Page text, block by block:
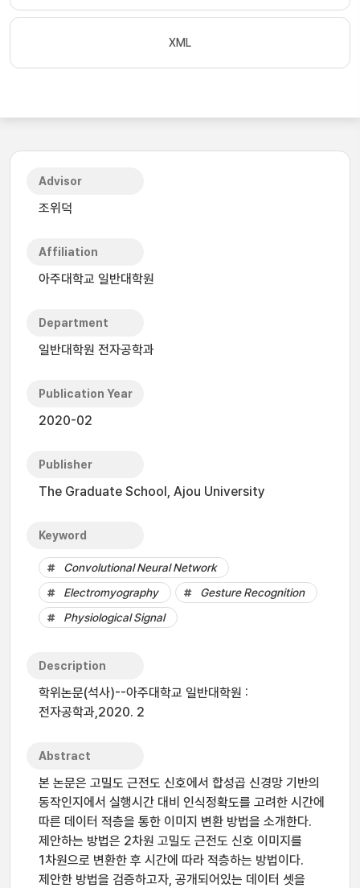
XML
Advisor
조위덕
Affiliation
아주대학교 일반대학원
Department
일반대학원 전자공학과
Publication Year
2020-02
Publisher
The Graduate School, Ajou University
Keyword
Convolutional Neural Network
Electromyography
Gesture Recognition
Physiological Signal
Description
학위논문(석사)--아주대학교 일반대학원 :
전자공학과,2020. 2
Abstract
본 논문은 고밀도 근전도 신호에서 합성곱 신경망 기반의
동작인지에서 실행시간 대비 인식정확도를 고려한 시간에
따른 데이터 적층을 통한 이미지 변환 방법을 소개한다.
제안하는 방법은 2차원 고밀도 근전도 신호 이미지를
1차원으로 변환한 후 시간에 따라 적층하는 방법이다.
제안한 방법을 검증하고자, 공개되어있는 데이터 셋을